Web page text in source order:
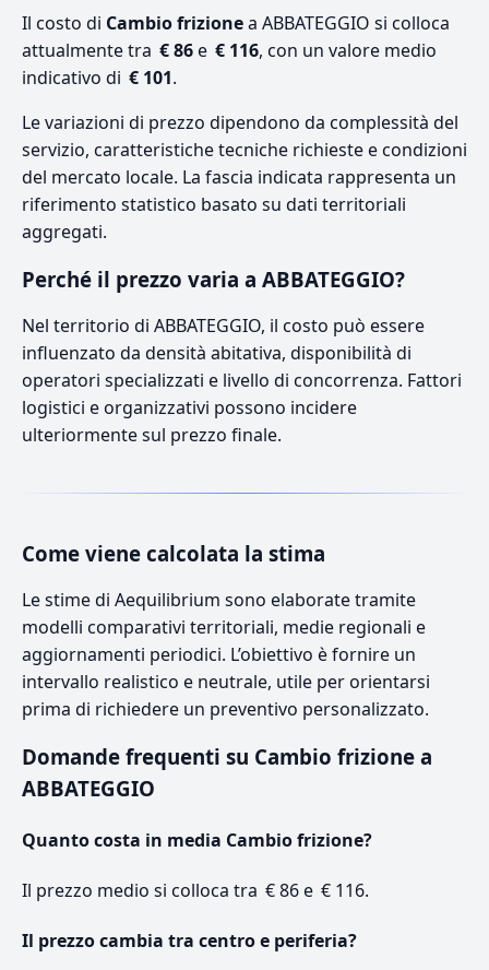
Il costo di Cambio frizionea ABBATEGGIO si colloca
attualmente tra € 86e € 116, con un valore medio
indicativo di € 101.
Le variazioni di prezzo dipendono da complessità del
servizio, caratteristiche tecniche richieste e condizioni
del mercato locale. La fascia indicata rappresenta un
riferimento statistico basato su dati territoriali
aggregati.
Perché il prezzo varia a ABBATEGGIO?
Nel territorio di ABBATEGGIO, il costo può essere
influenzato da densità abitativa, disponibilità di
operatori specializzati e livello di concorrenza. Fattori
logistici e organizzativi possono incidere
ulteriormente sul prezzo finale.
Come viene calcolata la stima
Le stime di Aequilibrium sono elaborate tramite
modelli comparativi territoriali, medie regionali e
aggiornamenti periodici. L’obiettivo è fornire un
intervallo realistico e neutrale, utile per orientarsi
prima di richiedere un preventivo personalizzato.
Domande frequenti su Cambio frizione a
ABBATEGGIO
Quanto costa in media Cambio frizione?
Il prezzo medio si colloca tra € 86 e € 116.
Il prezzo cambia tra centro e periferia?